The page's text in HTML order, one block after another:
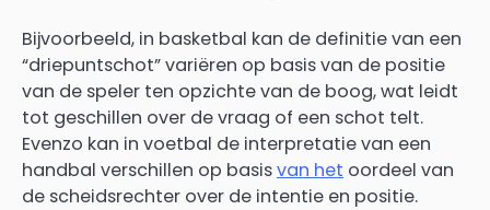
Bijvoorbeeld, in basketbal kan de definitie van een
“driepuntschot” variëren op basis van de positie
van de speler ten opzichte van de boog, wat leidt
tot geschillen over de vraag of een schot telt.
Evenzo kan in voetbal de interpretatie van een
handbal verschillen op basisvan het oordeel van
de scheidsrechter over de intentie en positie.